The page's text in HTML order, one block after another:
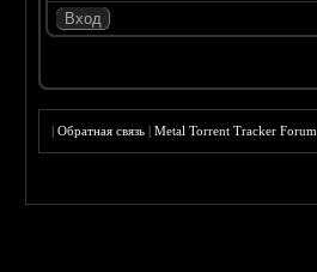
|Обратная связь |Metal Torrent Tracker Forum